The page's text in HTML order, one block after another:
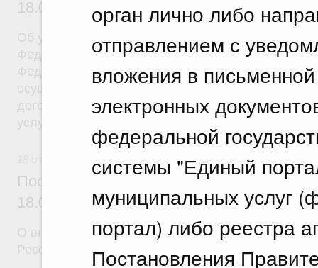
орган лично либо
отправлением с
вложения в
электронных
федеральной
системы "Единый
муниципальных услуг
портал) либо реестра
Постановления
18.07.2026 г. № 908
Федеральной службы войск национальной
Федерации (территориального органа),
договора на оказание сыскных услуг и об
Постановление Правительства
18.07.2026 г. № 910
О внесении изменений в некоторые акты
Российской Федерации